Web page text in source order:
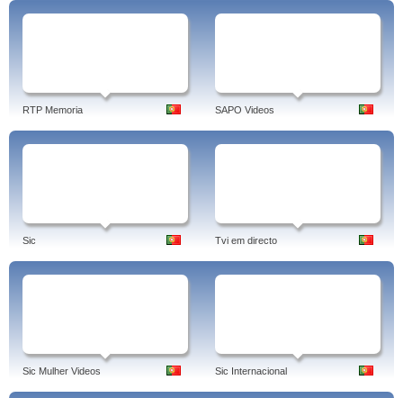
RTP Memoria SAPO Videos
Sic Tvi em directo
Sic Mulher Videos Sic Internacional